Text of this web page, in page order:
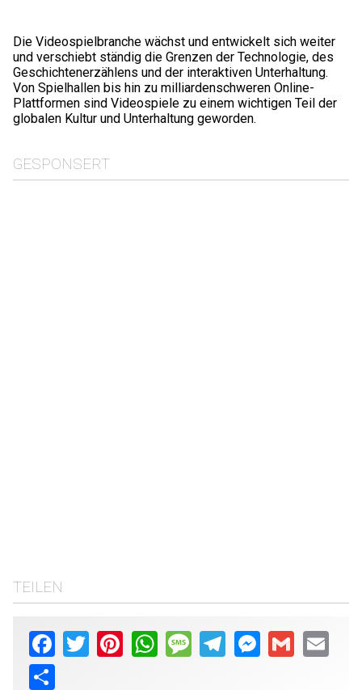
Die Videospielbranche wächst und entwickelt sich weiter
und verschiebt ständig die Grenzen der Technologie, des
Geschichtenerzählens und der interaktiven Unterhaltung.
Von Spielhallen bis hin zu milliardenschweren Online-
Plattformen sind Videospiele zu einem wichtigen Teil der
globalen Kultur und Unterhaltung geworden.
GESPONSERT
TEILEN
Facebook
Twitter PinterestWhatsAppMessageTelegramMessenger
Gmail Email
Share